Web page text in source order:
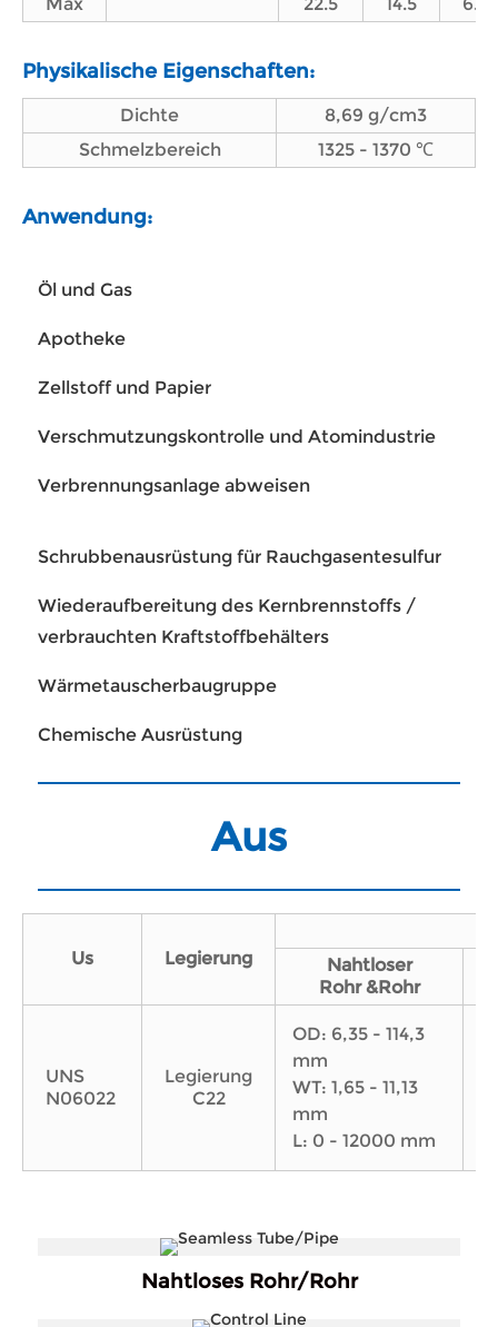
Physikalische Eigenschaften:
Dichte
8,69 g/cm3
Schmelzbereich
1325 - 1370 ℃
Anwendung:
Öl und Gas
Apotheke
Zellstoff und Papier
Verschmutzungskontrolle und Atomindustrie
Verbrennungsanlage abweisen
Schrubbenausrüstung für Rauchgasentesulfur
Wiederaufbereitung des Kernbrennstoffs /
verbrauchten Kraftstoffbehälters
Wärmetauscherbaugruppe
Chemische Ausrüstung
Aus
Us Legierung
Nahtloser
Rohr &Rohr
UNS
N06022
Legierung
C22
OD: 6,35 - 114,3
mm
WT: 1,65 - 11,13
mm
L: 0 - 12000 mm
Nahtloses Rohr/Rohr